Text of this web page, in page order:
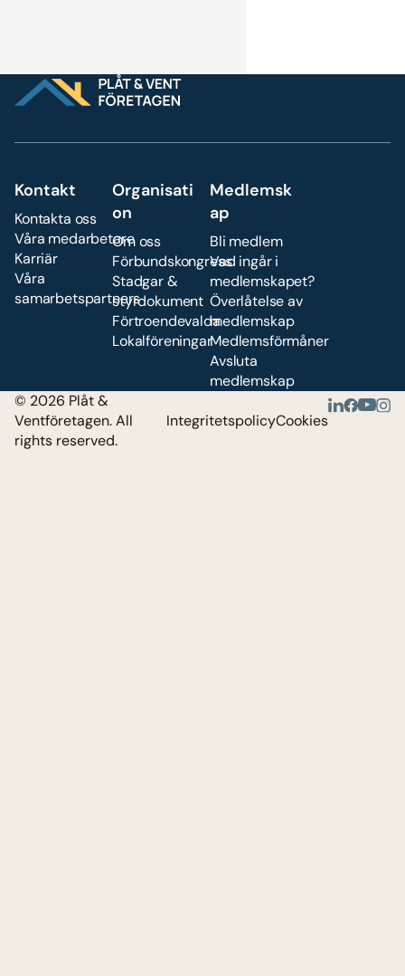
Kontakt
Kontakta oss
Våra medarbetare
Karriär
Våra
samarbetspartners
Organisati
on
Om oss
Förbundskongress
Stadgar &
styrdokument
Förtroendevalda
Lokalföreningar
Medlemsk
ap
Bli medlem
Vad ingår i
medlemskapet?
Överlåtelse av
medlemskap
Medlemsförmåner
Avsluta
medlemskap
© 2026 Plåt &
Ventföretagen. All
rights reserved.
IntegritetspolicyCookies